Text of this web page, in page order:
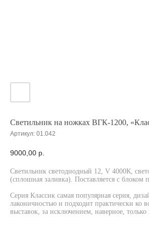
Светильник на ножках ВГК-1200,
Артикул: 01.042
9000,00 р.
Светильник светодиодный 12, V 4000К,
(cплошная заливка). Поставляется с блоком
Серия Классик самая популярная серия,
лаконичностью и подходит практически ко
выставок, за исключением, наверное, только